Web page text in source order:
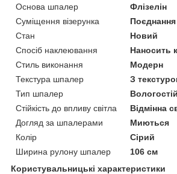
Основа шпалер
Флізелін
Суміщення візерунка
Поєднання
Стан
Новий
Спосіб наклеювання
Наносить
Стиль виконання
Модерн
Текстура шпалер
З
Тип шпалер
Стійкість до впливу світла
Відмінна
Догляд за шпалерами
Миються
Колір
Сірий
Ширина рулону шпалер
106 см
Користувальницькі характеристики